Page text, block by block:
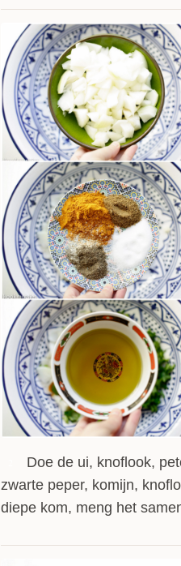
en
Doe de ui, knoflook,
zwarte peper, komijn,
diepe kom, meng het